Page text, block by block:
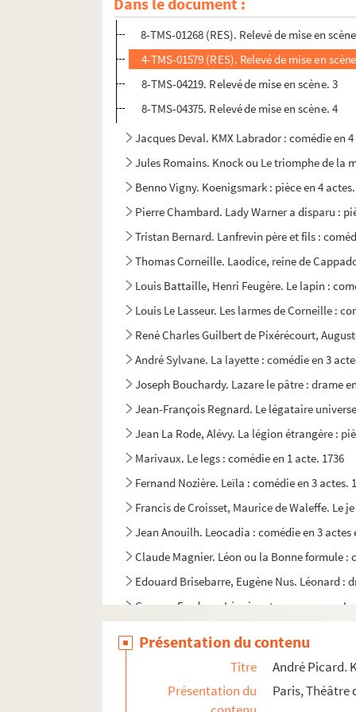
André Picard. Kiki : pièce en 3 actes. 1918
8-TMS-01268 (RES). Relevé de mise en
4-TMS-01579 (RES). Relevé de mise en
8-TMS-04219. Relevé de mise en scène. 3
8-TMS-04375. Relevé de mise en scène. 4
Jacques Deval. KMX Labrador : comédie
Jules Romains. Knock ou Le triomphe de la
Benno Vigny. Koenigsmark : pièce en 4
Pierre Chambard. Lady Warner a disparu :
Tristan Bernard. Lanfrevin père et fils :
Thomas Corneille. Laodice, reine de
Louis Battaille, Henri Feugère. Le lapin :
Louis Le Lasseur. Les larmes de Corneille :
René Charles Guilbert de Pixérécourt,
André Sylvane. La layette : comédie en 3
Joseph Bouchardy. Lazare le pâtre : drame
Jean-François Regnard. Le légataire
Jean La Rode, Alévy. La légion étrangère :
Marivaux. Le legs : comédie en 1 acte. 1736
Fernand Nozière. Leïla : comédie en 3 actes.
Francis de Croisset, Maurice de Waleffe. Le
Jean Anouilh. Leocadia : comédie en 3 actes
Claude Magnier. Léon ou la Bonne formule :
Edouard Brisebarre, Eugène Nus. Léonard :
Georges Feydeau. Léonie est en avance ou
Marcel Pagnol. Les lettres de mon moulin.
Présentation du contenu
Titre
André Picard.
Présentation du
Paris, Théâtre